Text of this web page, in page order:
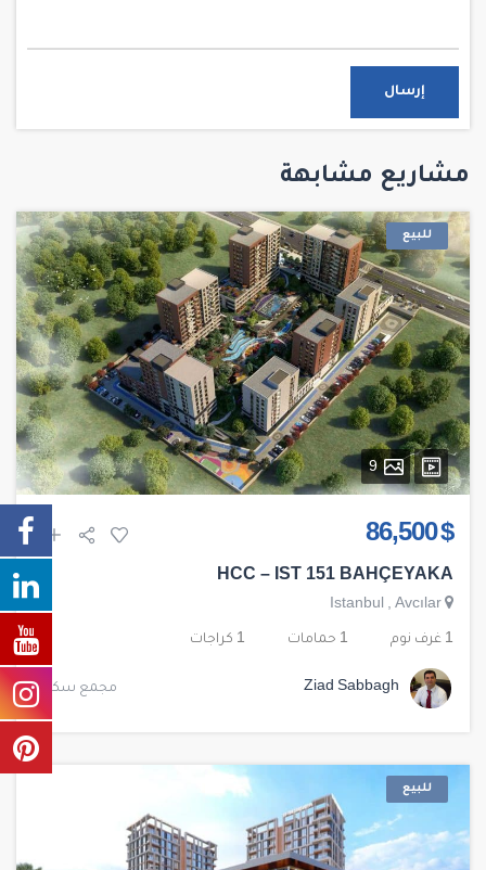
إرسال
مشاريع مشابهة
للبيع
9
$ 86,500
HCC – IST 151 BAHÇEYAKA
Istanbul , Avcılar
1 غرف نوم 1 حمامات 1 كراجات
Ziad Sabbagh مجمع سكني
للبيع